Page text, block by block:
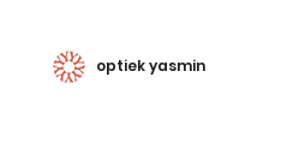
optiek yasmin